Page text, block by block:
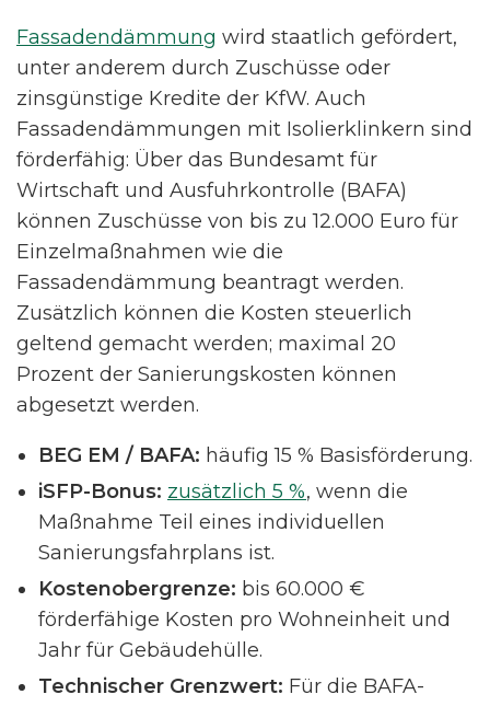
Fassadendämmung wird staatlich gefördert,
unter anderem durch Zuschüsse oder
zinsgünstige Kredite der KfW. Auch
Fassadendämmungen mit Isolierklinkern sind
förderfähig: Über das Bundesamt für
Wirtschaft und Ausfuhrkontrolle (BAFA)
können Zuschüsse von bis zu 12.000 Euro für
Einzelmaßnahmen wie die
Fassadendämmung beantragt werden.
Zusätzlich können die Kosten steuerlich
geltend gemacht werden; maximal 20
Prozent der Sanierungskosten können
abgesetzt werden.
BEG EM / BAFA: häufig 15 % Basisförderung.
iSFP-Bonus: zusätzlich 5 %, wenn die
Maßnahme Teil eines individuellen
Sanierungsfahrplans ist.
Kostenobergrenze: bis 60.000 €
förderfähige Kosten pro Wohneinheit und
Jahr für Gebäudehülle.
Technischer Grenzwert: Für die BAFA-